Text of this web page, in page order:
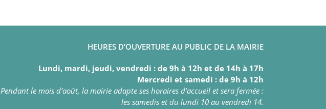
HEURES D’OUVERTURE AU PUBLIC DE LA MAIRIE
Lundi, mardi, jeudi, vendredi : de 9h à 12h et de 14h à 17h
Mercredi et samedi : de 9h à 12h
Pendant le mois d’août, la mairie adapte ses horaires d’accueil et sera fermée :
les samedis et du lundi 10 au vendredi 14.